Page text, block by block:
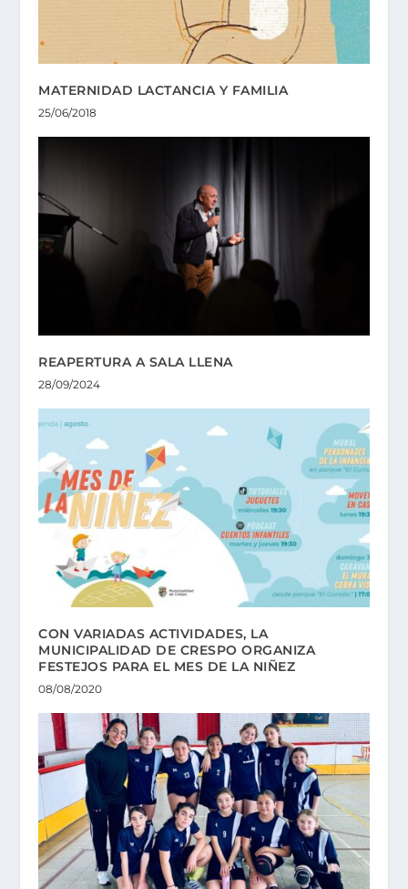
MATERNIDAD LACTANCIA Y FAMILIA
25/06/2018
REAPERTURA A SALA LLENA
28/09/2024
CON VARIADAS ACTIVIDADES, LA
MUNICIPALIDAD DE CRESPO ORGANIZA
FESTEJOS PARA EL MES DE LA NIÑEZ
08/08/2020